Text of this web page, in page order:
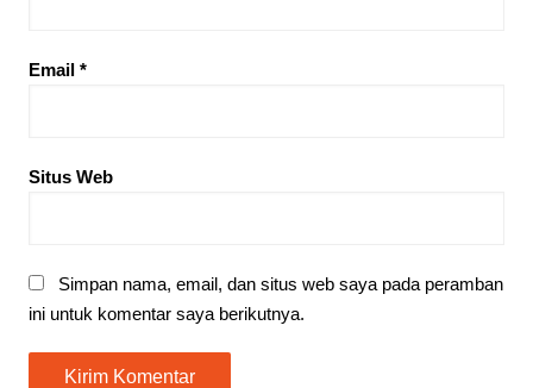
Email *
Situs Web
Simpan nama, email, dan situs web saya pada peramban
ini untuk komentar saya berikutnya.